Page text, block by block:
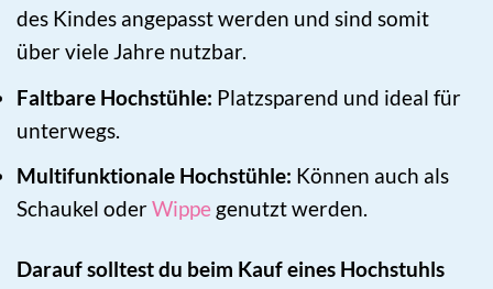
des Kindes angepasst werden und sind somit
über viele Jahre nutzbar.
Faltbare Hochstühle: Platzsparend und ideal für
unterwegs.
Multifunktionale Hochstühle: Können auch als
Schaukel oderWippe genutzt werden.
Darauf solltest du beim Kauf eines Hochstuhls